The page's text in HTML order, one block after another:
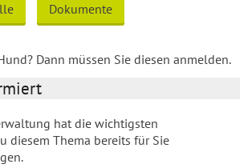
Dokumente
Dann müssen Sie diesen anmelden.
hat die wichtigsten
diesem Thema bereits für Sie